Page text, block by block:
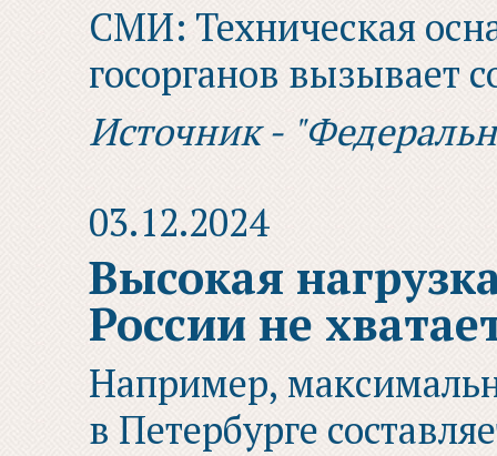
СМИ: Техническая
госорганов вызывает
Источник -
03.12.2024
Высокая
России не
Например,
в Петербурге